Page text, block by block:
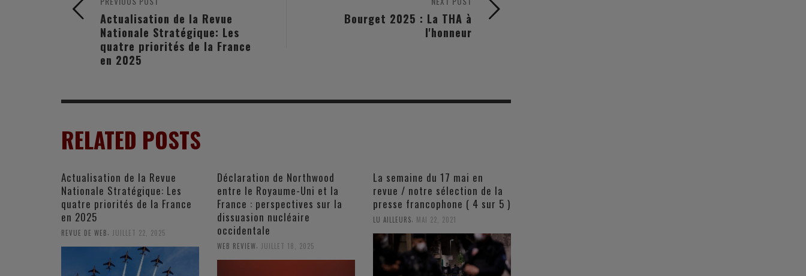
Bourget 2025 : La THA à
l'honneur
Actualisation de la Revue
Nationale Stratégique: Les
quatre priorités de la France
en 2025
RELATED POSTS
Actualisation de la Revue
Nationale Stratégique: Les
quatre priorités de la France
en 2025
REVUE DE WEB, JUILLET 22, 2025
Déclaration de Northwood
entre le Royaume-Uni et la
France : perspectives sur la
dissuasion nucléaire
occidentale
WEB REVIEW, JUILLET 18, 2025
La semaine du 17 mai en
revue / notre sélection de la
presse francophone ( 4 sur 5 )
LU AILLEURS, MAI 22, 2021